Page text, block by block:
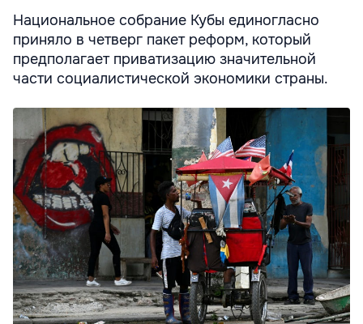
Национальное собрание Кубы единогласно
приняло в четверг пакет реформ, который
предполагает приватизацию значительной
части социалистической экономики страны.